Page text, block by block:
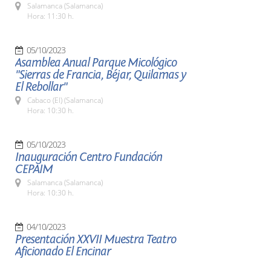
Salamanca (Salamanca)
Hora: 11:30 h.
05/10/2023
Asamblea Anual Parque Micológico
"Sierras de Francia, Béjar, Quilamas y
El Rebollar"
Cabaco (El) (Salamanca)
Hora: 10:30 h.
05/10/2023
Inauguración Centro Fundación
CEPAIM
Salamanca (Salamanca)
Hora: 10:30 h.
04/10/2023
Presentación XXVII Muestra Teatro
Aficionado El Encinar